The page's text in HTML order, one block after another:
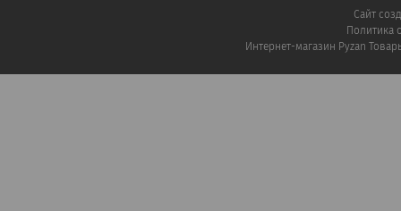
Сайт
Политика
Интернет-магазин Pyzan